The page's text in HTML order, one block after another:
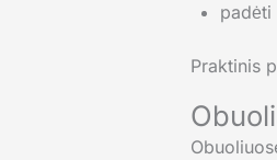
Praktinis